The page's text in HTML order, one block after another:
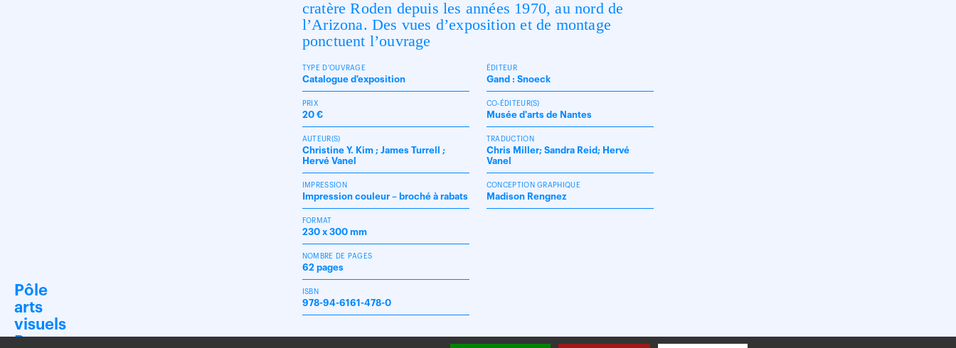
Pôle
arts
visuels
Pays
cratère Roden depuis les années 1970, au nord de
l’Arizona. Des vues d’exposition et de montage
ponctuent l’ouvrage
TYPE D'OUVRAGE
Catalogue d'exposition
PRIX
20 €
AUTEUR(S)
Christine Y. Kim ; James Turrell ;
Hervé Vanel
IMPRESSION
Impression couleur – broché à rabats
FORMAT
230 x 300 mm
NOMBRE DE PAGES
62 pages
ISBN
978-94-6161-478-0
ÉDITEUR
Gand : Snoeck
CO-ÉDITEUR(S)
Musée d'arts de Nantes
TRADUCTION
Chris Miller; Sandra Reid; Hervé
Vanel
CONCEPTION GRAPHIQUE
Madison Rengnez